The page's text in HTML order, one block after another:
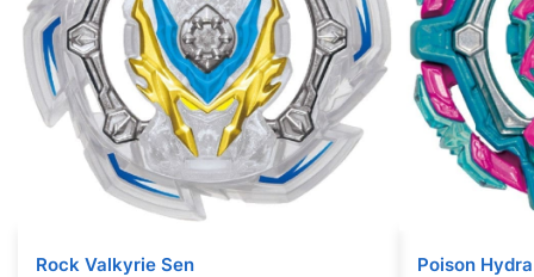
Rock Valkyrie Sen Poison